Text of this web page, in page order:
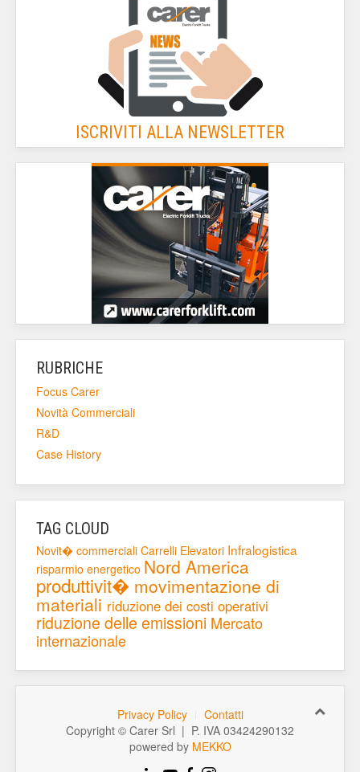
ISCRIVITI ALLA NEWSLETTER
RUBRICHE
Focus Carer
Novità Commerciali
R&D
Case History
TAG CLOUD
Novit� commerciali Carrelli Elevatori Infralogistica
risparmio energetico Nord America
produttivit� movimentazione di
materiali riduzione dei costi operativi
riduzione delle emissioni Mercato
internazionale
Privacy Policy
Contatti
Copyright © Carer Srl | P. IVA 03424290132
powered by MEKKO